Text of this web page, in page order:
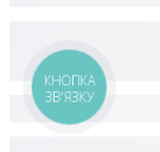
КНОПКА
ЗВ'ЯЗКУ